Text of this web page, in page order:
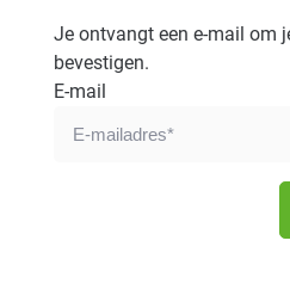
Batterij voor
Je ontvangt een e-mail om
bevestigen.
E-mail